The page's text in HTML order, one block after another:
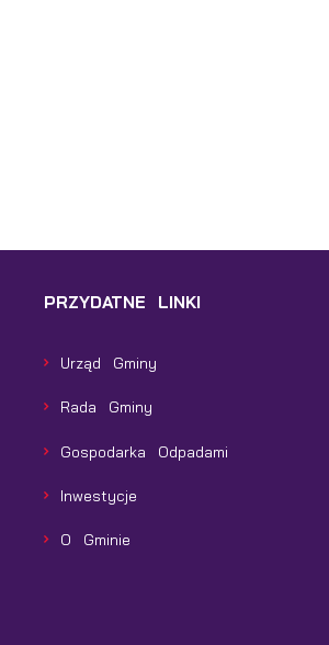
PRZYDATNE LINKI
Urząd Gminy
Rada Gminy
Gospodarka Odpadami
Inwestycje
O Gminie